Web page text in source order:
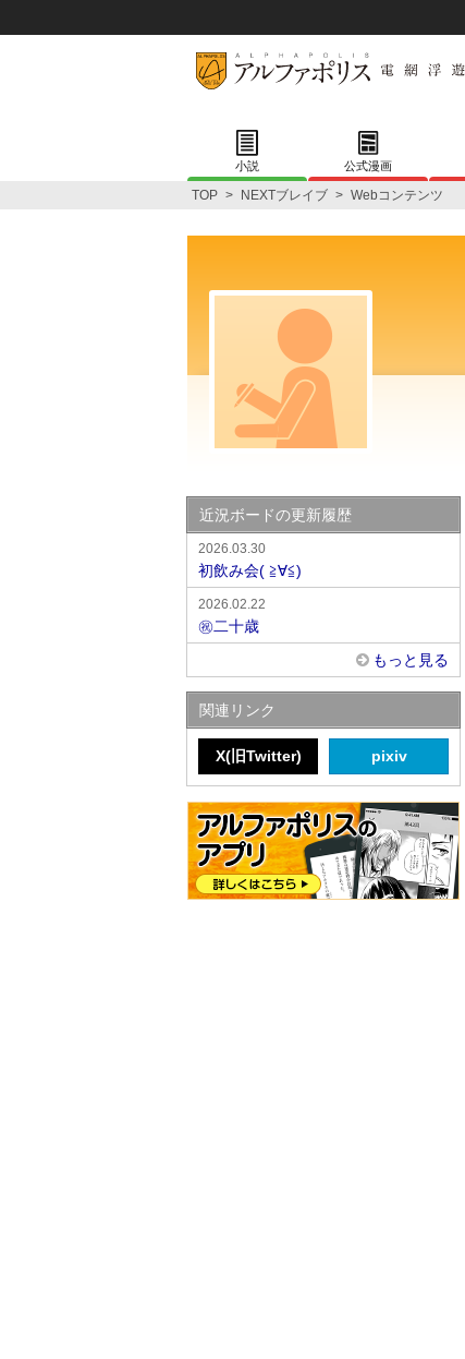
小説 公式漫画
TOP > NEXTブレイブ > Webコンテンツ
近況ボードの更新履歴
2026.03.30
初飲み会( ≧∀≦)
2026.02.22
㊗️二十歳
もっと見る
関連リンク
X(旧Twitter) pixiv